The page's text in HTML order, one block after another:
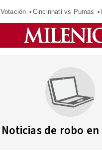
Votación Cincinnati vs Pumas
Noticias de robo